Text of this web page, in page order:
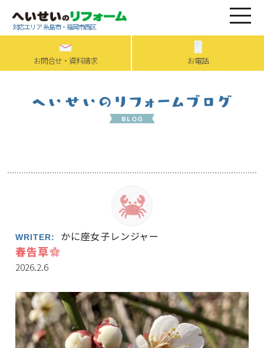
対応エリア 糸島市・福岡市西区
お問合せ・資料請求 お電話
WRITER: かに座女子レンジャー
春告草
2026.2.6